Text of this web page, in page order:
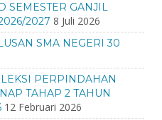
SEMESTER GANJIL
2027 8 Juli 2026
SMA NEGERI 30
PERPINDAHAN
TAHAP 2 TAHUN
12 Februari 2026